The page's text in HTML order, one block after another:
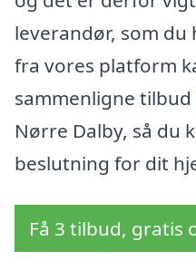
leverandør, som
fra vores platform
sammenligne
Nørre Dalby, så du
beslutning for dit
Få 3 tilbud, gratis